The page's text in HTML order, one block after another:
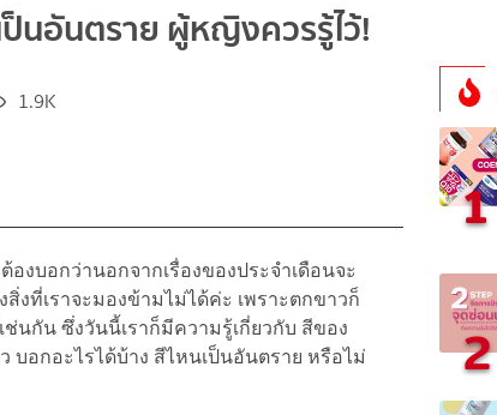
ป็นอันตราย ผู้หญิงควรรู้ไว้!
1.9K
งบอกว่านอกจากเรื่องของประจำเดือนจะ
งที่เราจะมองข้ามไม่ได้ค่ะ เพราะตกขาวก็
นกัน ซึ่งวันนี้เราก็มีความรู้เกี่ยวกับ สีของ
อกอะไรได้บ้าง สีไหนเป็นอันตราย หรือไม่
1
2